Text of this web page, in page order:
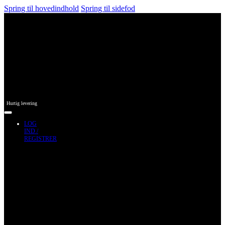
Spring til hovedindhold Spring til sidefod
Hurtig levering
LOG
IND /
REGISTRER